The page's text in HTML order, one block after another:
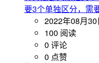
要3个单独区分，需
2022年08月30
100 阅读
0 评论
0 点赞